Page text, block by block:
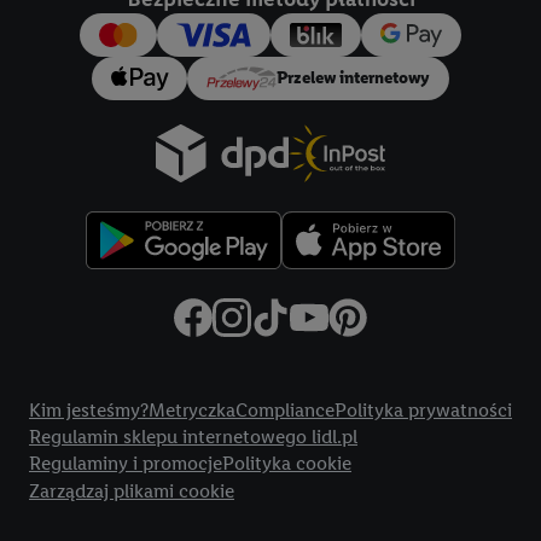
Przelew internetowy
Kim jesteśmy?MetryczkaCompliancePolityka prywatności
Regulamin sklepu internetowego lidl.pl
Regulaminy i promocjePolityka cookie
Zarządzaj plikami cookie
konkretnych treści.
Jeśli użytkownik wyrazi zgodę w tym miejscu, a następnie
utworzy konto Lidl Plus lub zaloguje się na istniejące konto
Lidl Plus, możemy również użyć podanego tam adresu e-mail
jako współadministratorzy - wspólnie z jednym z wyżej
identyfikatora internetowego (tzw. EUID), który możemy
następnie wykorzystać w podobny sposób jak poniżej opisany
w usługach świadczonych przez podmioty trzecie i wyświetlać
mu spersonalizowane reklamy. W tym celu my i jeden z innych
w postaci zahashowanej.
Użytkownik upoważnia również firmę Utiq oraz operatora